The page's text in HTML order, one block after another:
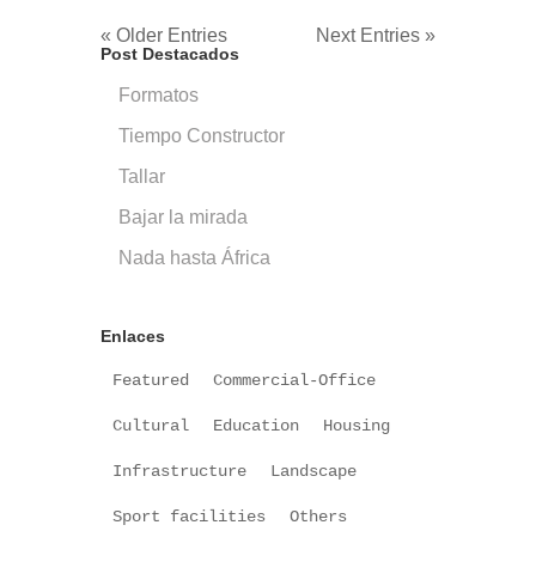
« Older Entries Next Entries »
Post Destacados
Formatos
Tiempo Constructor
Tallar
Bajar la mirada
Nada hasta África
Enlaces
Featured Commercial-Office
Cultural Education Housing
Infrastructure Landscape
Sport facilities Others